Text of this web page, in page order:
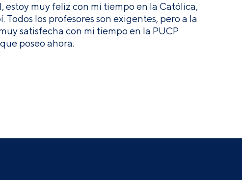
muy feliz con mi tiempo en la Católica,
los profesores son exigentes, pero a la
satisfecha con mi tiempo en la PUCP
poseo ahora.